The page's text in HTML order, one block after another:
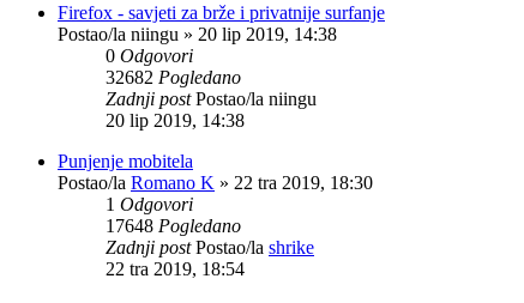
Firefox - savjeti za brže i privatnije surfanje
Postao/la niingu » 20 lip 2019, 14:38
0 Odgovori
32682 Pogledano
Zadnji postPostao/la niingu
20 lip 2019, 14:38
Punjenje mobitela
Postao/la Romano K » 22 tra 2019, 18:30
1 Odgovori
17648 Pogledano
Zadnji postPostao/la shrike
22 tra 2019, 18:54